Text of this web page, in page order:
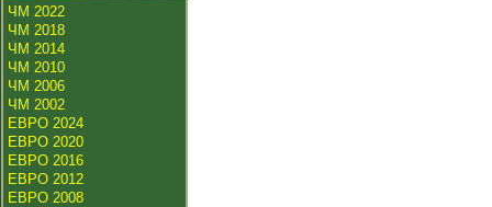
ЧМ 2022
ЧМ 2018
ЧМ 2014
ЧМ 2010
ЧМ 2006
ЧМ 2002
ЕВРО 2024
ЕВРО 2020
ЕВРО 2016
ЕВРО 2012
ЕВРО 2008